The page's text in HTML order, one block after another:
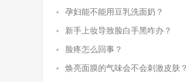
孕妇能不能用豆乳洗面奶？
新手上妆导致脸白手黑咋办？
脸疼怎么回事？
焕亮面膜的气味会不会刺激皮肤？